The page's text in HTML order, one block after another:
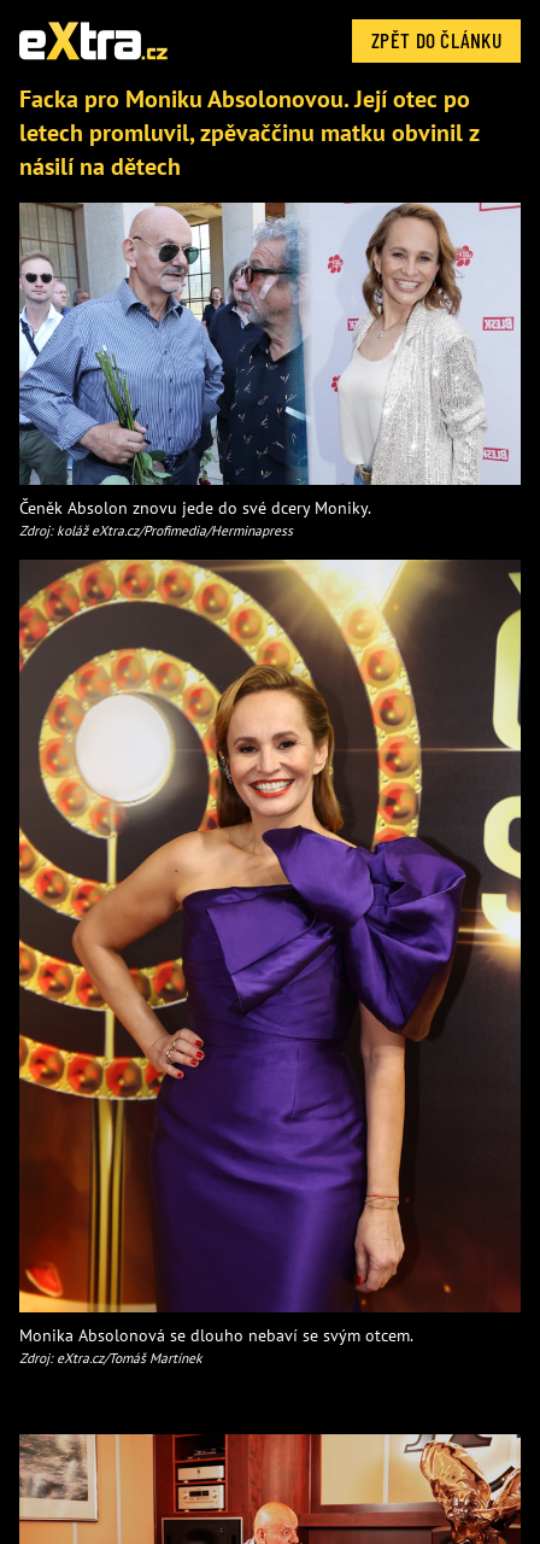
ZPĚT DO ČLÁNKU
Facka pro Moniku Absolonovou. Její otec po
letech promluvil, zpěvaččinu matku obvinil z
násilí na dětech
Čeněk Absolon znovu jede do své dcery Moniky.
Zdroj: koláž eXtra.cz/Profimedia/Herminapress
Monika Absolonová se dlouho nebaví se svým otcem.
Zdroj: eXtra.cz/Tomáš Martínek